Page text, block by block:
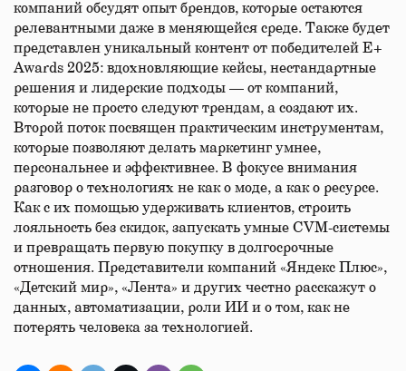
компаний обсудят опыт брендов, которые остаются
релевантными даже в меняющейся среде. Также будет
представлен уникальный контент от победителей E+
Awards 2025: вдохновляющие кейсы, нестандартные
решения и лидерские подходы — от компаний,
которые не просто следуют трендам, а создают их.
Второй поток посвящен практическим инструментам,
которые позволяют делать маркетинг умнее,
персональнее и эффективнее. В фокусе внимания
разговор о технологиях не как о моде, а как о ресурсе.
Как с их помощью удерживать клиентов, строить
лояльность без скидок, запускать умные CVM-системы
и превращать первую покупку в долгосрочные
отношения. Представители компаний «Яндекс Плюс»,
«Детский мир», «Лента» и других честно расскажут о
данных, автоматизации, роли ИИ и о том, как не
потерять человека за технологией.